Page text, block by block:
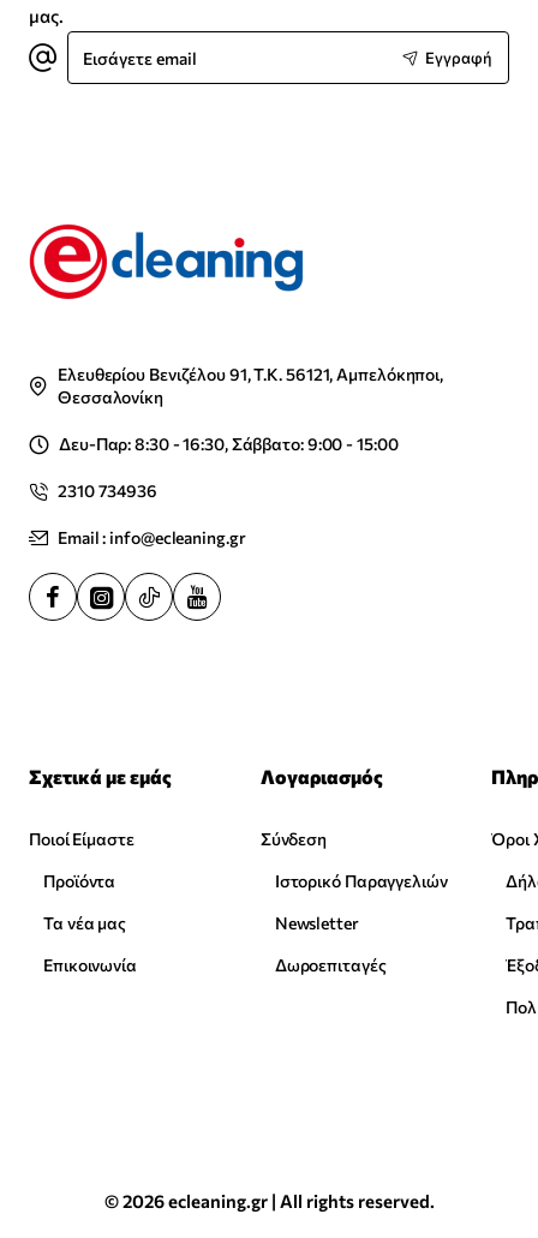
μας.
Εισάγετε
email
Εγγραφή
Ελευθερίου Βενιζέλου 91, Τ.Κ. 56121, Αμπελόκηποι,
Θεσσαλονίκη
Δευ-Παρ: 8:30 - 16:30, Σάββατο: 9:00 - 15:00
2310 734936
Email : info@ecleaning.gr
Σχετικά με εμάς
Ποιοί Είμαστε
Προϊόντα
Τα νέα μας
Επικοινωνία
Λογαριασμός
Σύνδεση
Ιστορικό Παραγγελιών
Newsletter
Δωροεπιταγές
Όροι
© 2026 ecleaning.gr | All rights reserved.